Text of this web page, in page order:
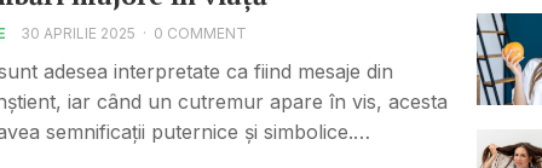
30 APRILIE 2025 · 0 COMMENT
adesea interpretate ca fiind mesaje din
iar când un cutremur apare în vis, acesta
semnificații puternice și simbolice.…